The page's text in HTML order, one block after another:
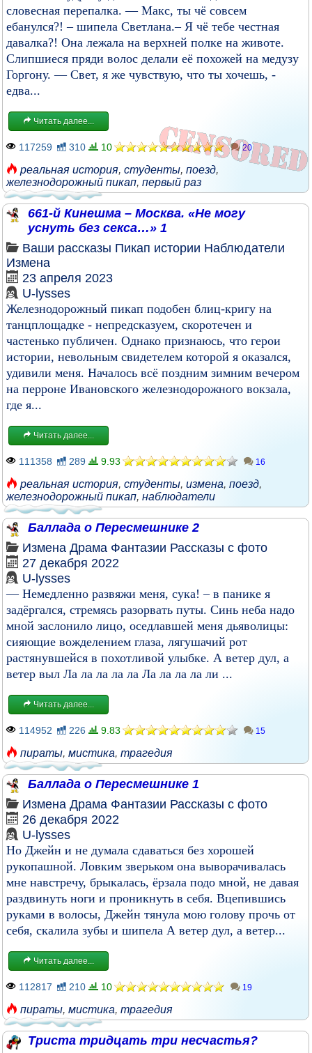
словесная перепалка. — Макс, ты чё совсем
ебанулся?! – шипела Светлана.– Я чё тебе честная
давалка?! Она лежала на верхней полке на животе.
Слипшиеся пряди волос делали её похожей на медузу
Горгону. — Свет, я же чувствую, что ты хочешь, -
едва...
Читать далее...
117259 310 10 20
реальная история, студенты, поезд,
железнодорожный пикап, первый раз
661-й Кинешма – Москва. «Не могу
уснуть без секса…» 1
Ваши рассказы Пикап истории Наблюдатели
Измена
23 апреля 2023
U-lysses
Железнодорожный пикап подобен блиц-кригу на
танцплощадке - непредсказуем, скоротечен и
частенько публичен. Однако признаюсь, что герои
истории, невольным свидетелем которой я оказался,
удивили меня. Началось всё поздним зимним вечером
на перроне Ивановского железнодорожного вокзала,
где я...
Читать далее...
111358 289 9.93 16
реальная история, студенты, измена, поезд,
железнодорожный пикап, наблюдатели
Баллада о Пересмешнике 2
Измена Драма Фантазии Рассказы с фото
27 декабря 2022
U-lysses
— Немедленно развяжи меня, сука! – в панике я
задёргался, стремясь разорвать путы. Синь неба надо
мной заслонило лицо, оседлавшей меня дьяволицы:
сияющие вожделением глаза, лягушачий рот
растянувшейся в похотливой улыбке. А ветер дул, а
ветер выл Ла ла ла ла ла Ла ла ла ла ли ...
Читать далее...
114952 226 9.83 15
пираты, мистика, трагедия
Баллада о Пересмешнике 1
Измена Драма Фантазии Рассказы с фото
26 декабря 2022
U-lysses
Но Джейн и не думала сдаваться без хорошей
рукопашной. Ловким зверьком она выворачивалась
мне навстречу, брыкалась, ёрзала подо мной, не давая
раздвинуть ноги и проникнуть в себя. Вцепившись
руками в волосы, Джейн тянула мою голову прочь от
себя, скалила зубы и шипела А ветер дул, а ветер...
Читать далее...
112817 210 10 19
пираты, мистика, трагедия
Триста тридцать три несчастья?